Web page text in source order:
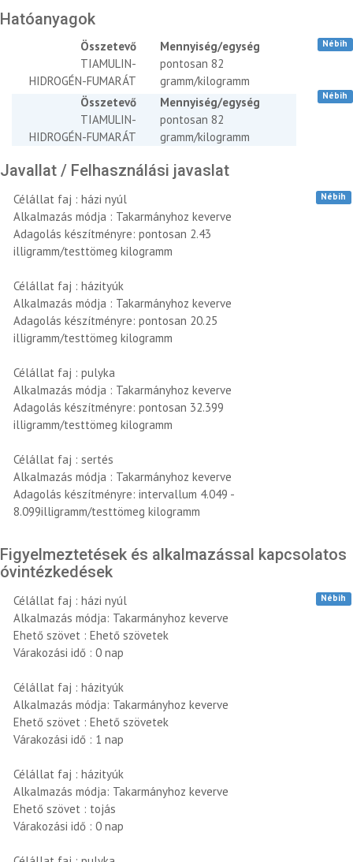
Hatóanyagok
Összetevő
Mennyiség/egység
TIAMULIN-
HIDROGÉN-FUMARÁT
pontosan 82
gramm/kilogramm
Nébih
Összetevő
Mennyiség/egység
TIAMULIN-
HIDROGÉN-FUMARÁT
pontosan 82
gramm/kilogramm
Nébih
Javallat / Felhasználási javaslat
Célállat faj : házi nyúl
Alkalmazás módja : Takarmányhoz keverve
Adagolás készítményre: pontosan 2.43
illigramm/testtömeg kilogramm
Célállat faj : házityúk
Alkalmazás módja : Takarmányhoz keverve
Adagolás készítményre: pontosan 20.25
illigramm/testtömeg kilogramm
Célállat faj : pulyka
Alkalmazás módja : Takarmányhoz keverve
Adagolás készítményre: pontosan 32.399
illigramm/testtömeg kilogramm
Célállat faj : sertés
Alkalmazás módja : Takarmányhoz keverve
Adagolás készítményre: intervallum 4.049 -
8.099illigramm/testtömeg kilogramm
Nébih
Figyelmeztetések és alkalmazással kapcsolatos
óvintézkedések
Célállat faj : házi nyúl
Alkalmazás módja: Takarmányhoz keverve
Ehető szövet : Ehető szövetek
Várakozási idő : 0 nap
Célállat faj : házityúk
Alkalmazás módja: Takarmányhoz keverve
Ehető szövet : Ehető szövetek
Várakozási idő : 1 nap
Célállat faj : házityúk
Alkalmazás módja: Takarmányhoz keverve
Ehető szövet : tojás
Várakozási idő : 0 nap
Nébih